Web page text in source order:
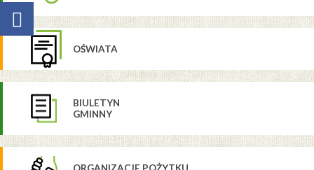
OŚWIATA
BIULETYN
GMINNY